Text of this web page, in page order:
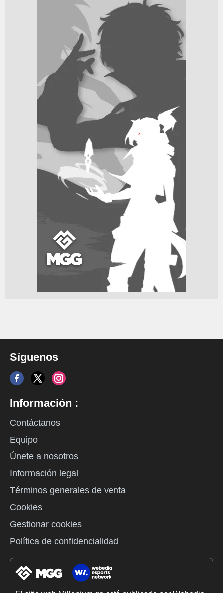
Síguenos
Información :
Contáctanos
Equipo
Únete a nosotros
Información legal
Términos generales de venta
Cookies
Gestionar cookies
Política de confidencialidad